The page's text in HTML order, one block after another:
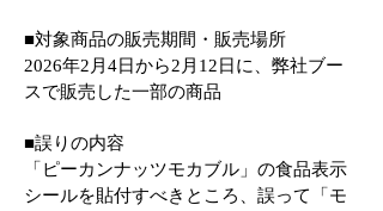
■対象商品の販売期間・販売場所
2026年2月4日から2月12日に、弊社ブー
スで販売した一部の商品
■誤りの内容
「ピーカンナッツモカブル」の食品表示
シールを貼付すべきところ、誤って「モ